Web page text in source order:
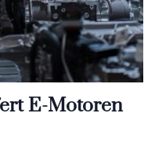
E-Motoren